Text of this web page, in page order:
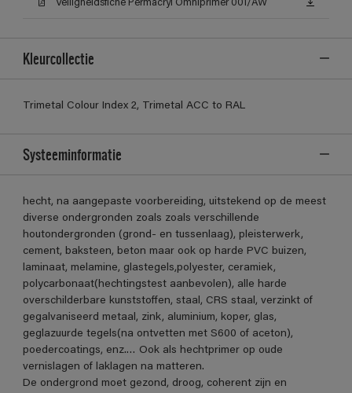
Veiligheidsfiche Permacryl Omniprimer 001/AW
Kleurcollectie
Trimetal Colour Index 2, Trimetal ACC to RAL
Systeeminformatie
hecht, na aangepaste voorbereiding, uitstekend op de meest
diverse ondergronden zoals zoals verschillende
houtondergronden (grond- en tussenlaag), pleisterwerk,
cement, baksteen, beton maar ook op harde PVC buizen,
laminaat, melamine, glastegels,polyester, ceramiek,
polycarbonaat(hechtingstest aanbevolen), alle harde
overschilderbare kunststoffen, staal, CRS staal, verzinkt of
gegalvaniseerd metaal, zink, aluminium, koper, glas,
geglazuurde tegels(na ontvetten met S600 of aceton),
poedercoatings, enz.… Ook als hechtprimer op oude
vernislagen of laklagen na matteren.
De ondergrond moet gezond, droog, coherent zijn en